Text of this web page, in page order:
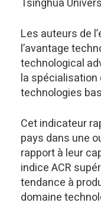
Tsinghua
Les auteurs de
l’avantage
technological
la
technologies
Cet indicateur
pays dans une
rapport à leur
indice ACR
tendance à
domaine